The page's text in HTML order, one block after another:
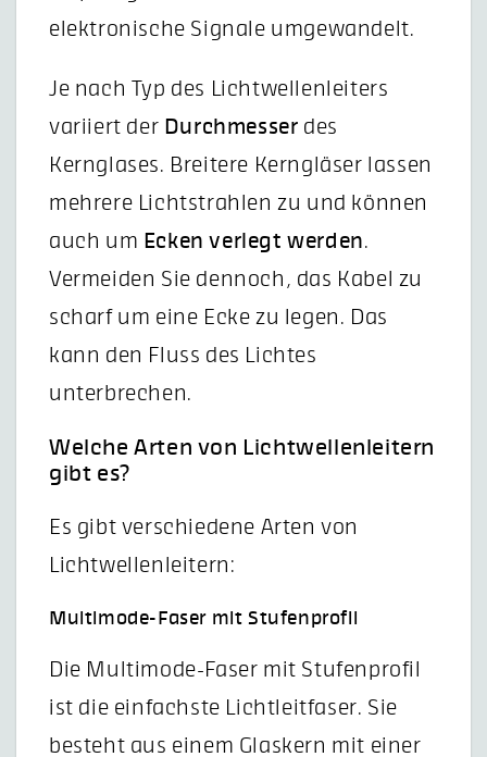
elektronische Signale umgewandelt.
Je nach Typ des Lichtwellenleiters
variiert der Durchmesser des
Kernglases. Breitere Kerngläser lassen
mehrere Lichtstrahlen zu und können
auch um Ecken verlegt werden.
Vermeiden Sie dennoch, das Kabel zu
scharf um eine Ecke zu legen. Das
kann den Fluss des Lichtes
unterbrechen.
Welche Arten von Lichtwellenleitern
gibt es?
Es gibt verschiedene Arten von
Lichtwellenleitern:
Multimode-Faser mit Stufenprofil
Die Multimode-Faser mit Stufenprofil
ist die einfachste Lichtleitfaser. Sie
besteht aus einem Glaskern mit einer